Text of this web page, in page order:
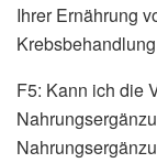
Ihrer Ernährung
F5: Kann ich die